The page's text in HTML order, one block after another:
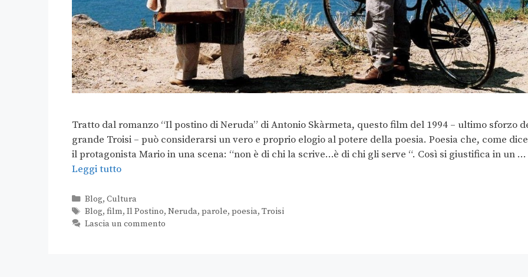
Tratto dal romanzo “Il postino di Neruda” di Antonio Skàrmeta, questo film del 1994 – ultimo sforzo
grande Troisi – può considerarsi un vero e proprio elogio al potere della poesia. Poesia che, come dice
il protagonista Mario in una scena: “non è di chi la scrive…è di chi gli serve “. Così si giustifica in un …
Leggi tutto
Blog, Cultura
Blog, film, Il Postino, Neruda, parole, poesia, Troisi
Lascia un commento